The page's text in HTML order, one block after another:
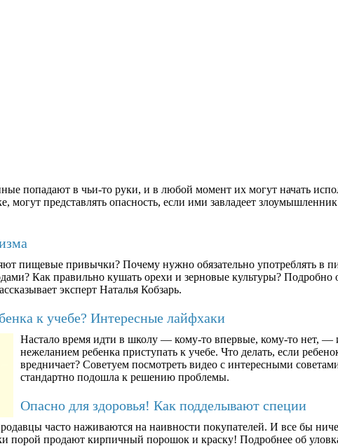
попадают в чьи-то руки, и в любой момент их могут начать
представлять опасность, если ими завладеет
пищевые привычки? Почему нужно обязательно употреблять в
Как правильно кушать орехи и зерновые культуры?
эксперт Наталья Кобзарь.
к учебе? Интересные лайфхаки
Настало время идти в школу — кому-то впервые, кому-то нет, —
нежеланием ребенка приступать к учебе. Что делать, если
вредничает? Советуем посмотреть видео с интересными
стандартно подошла к решению проблемы.
Опасно для здоровья! Как подделывают специи
часто наживаются на наивности покупателей. И все бы
порой продают кирпичный порошок и краску! Подробнее об